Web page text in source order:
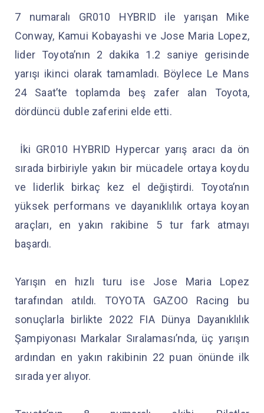
7 numaralı GR010 HYBRID ile yarışan Mike
Conway, Kamui Kobayashi ve Jose Maria Lopez,
lider Toyota’nın 2 dakika 1.2 saniye gerisinde
yarışı ikinci olarak tamamladı. Böylece Le Mans
24 Saat’te toplamda beş zafer alan Toyota,
dördüncü duble zaferini elde etti.
İki GR010 HYBRID Hypercar yarış aracı da ön
sırada birbiriyle yakın bir mücadele ortaya koydu
ve liderlik birkaç kez el değiştirdi. Toyota’nın
yüksek performans ve dayanıklılık ortaya koyan
araçları, en yakın rakibine 5 tur fark atmayı
başardı.
Yarışın en hızlı turu ise Jose Maria Lopez
tarafından atıldı. TOYOTA GAZOO Racing bu
sonuçlarla birlikte 2022 FIA Dünya Dayanıklılık
Şampiyonası Markalar Sıralaması’nda, üç yarışın
ardından en yakın rakibinin 22 puan önünde ilk
sırada yer alıyor.